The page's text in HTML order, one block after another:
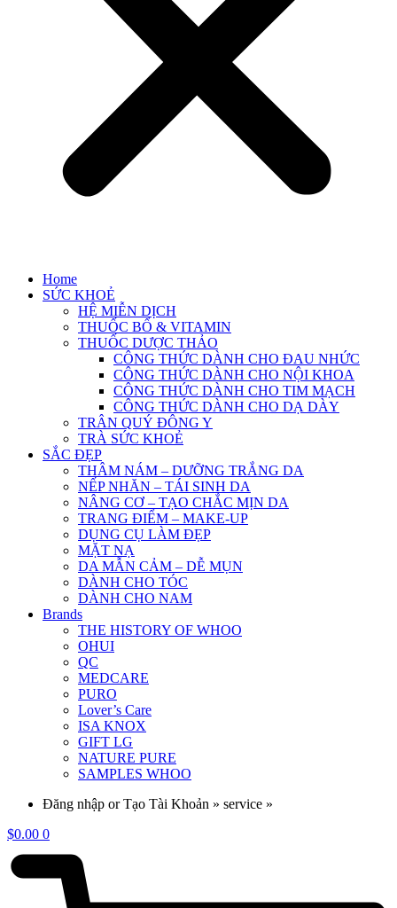
Home
SỨC KHOẺ
HỆ MIỄN DỊCH
THUỐC BỔ & VITAMIN
THUỐC DƯỢC THẢO
CÔNG THỨC DÀNH CHO ĐAU NHỨC
CÔNG THỨC DÀNH CHO NỘI KHOA
CÔNG THỨC DÀNH CHO TIM MẠCH
CÔNG THỨC DÀNH CHO DẠ DÀY
TRÂN QUÝ ĐÔNG Y
TRÀ SỨC KHOẺ
SẮC ĐẸP
THÂM NÁM – DƯỠNG TRẮNG DA
NẾP NHĂN – TÁI SINH DA
NÂNG CƠ – TẠO CHẮC MỊN DA
TRANG ĐIỂM – MAKE-UP
DỤNG CỤ LÀM ĐẸP
MẶT NẠ
DA MẪN CẢM – DỄ MỤN
DÀNH CHO TÓC
DÀNH CHO NAM
Brands
THE HISTORY OF WHOO
OHUI
QC
MEDCARE
PURO
Lover’s Care
ISA KNOX
GIFT LG
NATURE PURE
SAMPLES WHOO
Đăng nhập or Tạo Tài Khoản » service »
$0.00 0